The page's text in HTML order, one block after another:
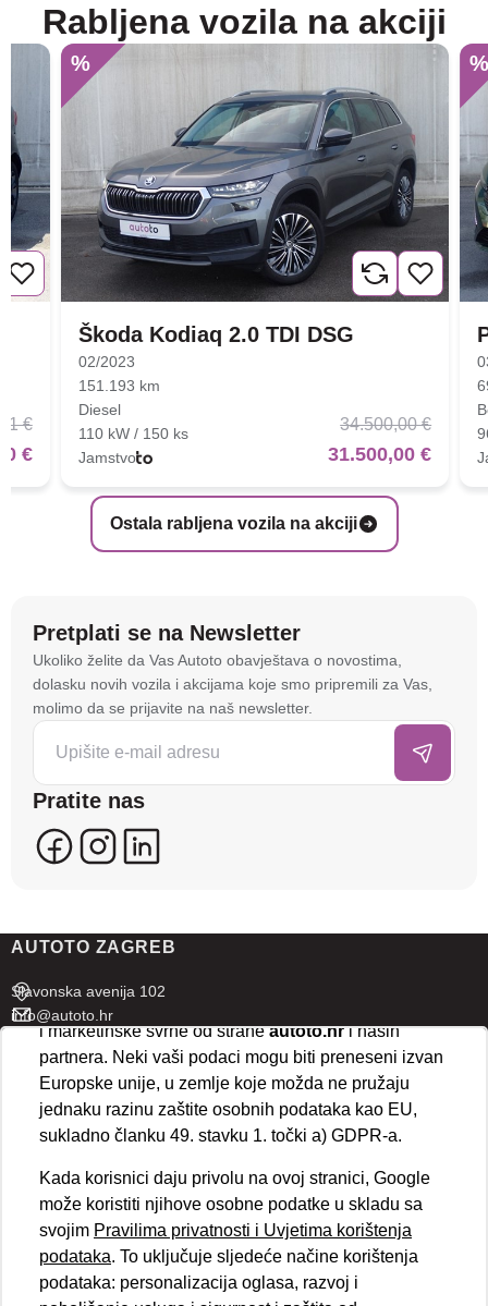
Rabljena vozila na akciji
Ostala rabljena vozila na akciji
€
€
%
Škoda Kodiaq 2.0 TDI DSG
02/2023
151.193 km
Diesel
110 kW / 150 ks
Jamstvo
34.500,00 €
31.500,00 €
Pretplati se na Newsletter
Ukoliko želite da Vas Autoto obavještava o novostima,
dolasku novih vozila i akcijama koje smo pripremili za Vas,
molimo da se prijavite na naš newsletter.
Pratite nas
AUTOTO ZAGREB
Slavonska avenija 102
info@autoto.hr
Pon - Pet 07:30-18:00
Sub 08:00-13:00
AUTOTO SPLIT
info@autoto.hr
Pon - Pet 08:00-17:00
Sub 08:00-13:00
BRZI LINKOVI
Na stranici
tehnologije kako bismo spremali i pristupali
informacijama na vašem uređaju. To nam omogućuje
da poboljšamo funkcionalnost stranice, analiziramo
posjećenost te prikazujemo personalizirane oglase i
sadržaje koji bi vas mogli zanimati. U tu svrhu mogu
se kreirati korisnički profili koji povezuju podatke s
više uređaja i web lokacija. Naši partneri također
koriste ove tehnologije.
ispravno funkcioniranje stranice. Odabirom
kolačića na vaš uređaj i njihovu obradu za analitičke
i marketinške svrhe od straneautoto.hri naših
partnera. Neki vaši podaci mogu biti preneseni izvan
Europske unije, u zemlje koje možda ne pružaju
jednaku razinu zaštite osobnih podataka kao EU,
sukladno članku 49. stavku 1. točki a) GDPR-a.
Kada korisnici daju privolu na ovoj stranici, Google
može koristiti njihove osobne podatke u skladu sa
svojim Pravilima privatnosti i Uvjetima korištenja
podataka. To uključuje sljedeće načine korištenja
podataka: personalizacija oglasa, razvoj i